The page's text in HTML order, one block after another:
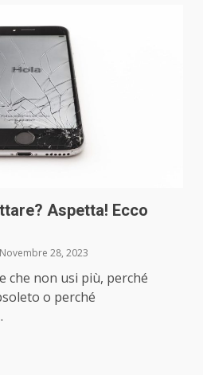
Aspetta! Ecco
Novembre 28, 2023
che non usi più, perché
o perché